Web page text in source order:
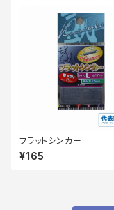
フラットシンカー
¥165